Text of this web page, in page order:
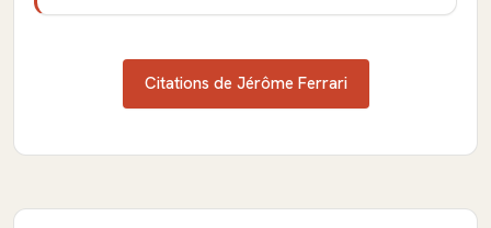
Citations de Jérôme Ferrari